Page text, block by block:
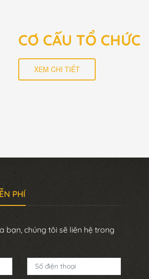
CƠ CẤU TỔ CHỨC
XEM CHI TIẾT
PHÍ
bạn, chúng tôi sẽ liên hệ trong